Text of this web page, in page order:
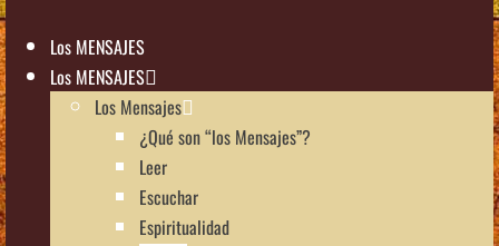
Los MENSAJES
Los MENSAJES
Los Mensajes
¿Qué son “los Mensajes”?
Leer
Escuchar
Espiritualidad